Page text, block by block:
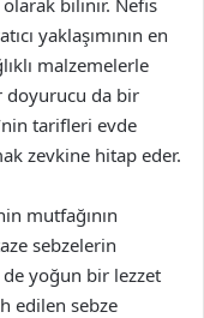
bilinir. Nefis
yaklaşımının en
malzemelerle
doyurucu da bir
tarifleri evde
zevkine hitap eder.
mutfağının
sebzelerin
yoğun bir lezzet
edilen sebze